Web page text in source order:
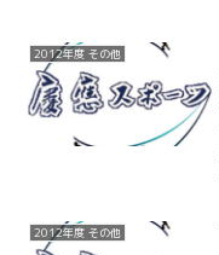
2012年度 その他
2012年度 その他